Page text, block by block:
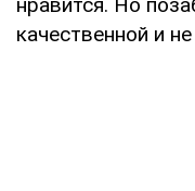
качественной и